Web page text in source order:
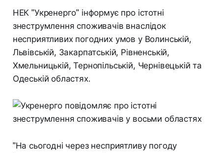
НЕК "Укренерго" інформує про істотні
знеструмлення споживачів внаслідок
несприятливих погодних умов у Волинській,
Львівській, Закарпатській, Рівненській,
Хмельницькій, Тернопільській, Чернівецькій та
Одеській областях.
"На сьогодні через несприятливу погоду